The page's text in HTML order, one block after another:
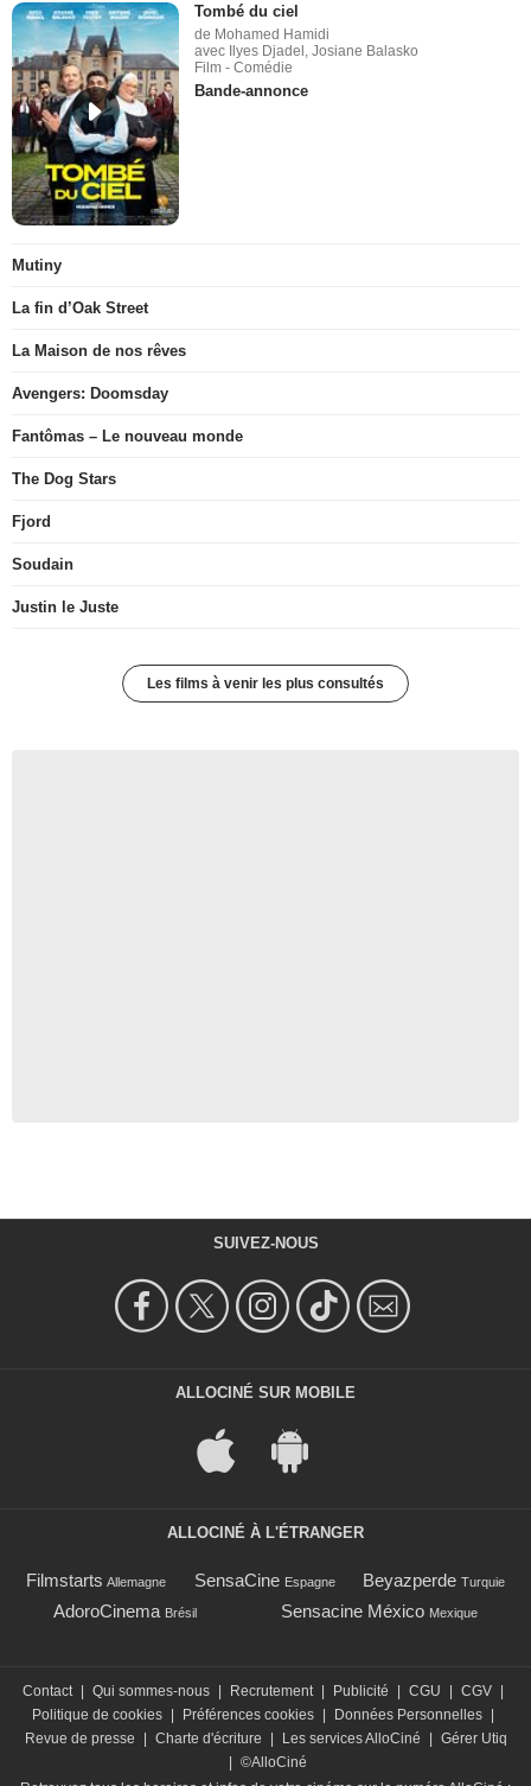
Tombé du ciel
de Mohamed Hamidi
avec Ilyes Djadel, Josiane Balasko
Film - Comédie
Bande-annonce
Mutiny
La fin d’Oak Street
La Maison de nos rêves
Avengers: Doomsday
Fantômas – Le nouveau monde
The Dog Stars
Fjord
Soudain
Justin le Juste
Les films à venir les plus consultés
SUIVEZ-NOUS
ALLOCINÉ SUR MOBILE
ALLOCINÉ À L'ÉTRANGER
Filmstarts Allemagne SensaCine Espagne Beyazperde Turquie
AdoroCinema Brésil Sensacine México Mexique
Contact | Qui sommes-nous | Recrutement | Publicité | CGU | CGV |
Politique de cookies | Préférences cookies | Données Personnelles |
Revue de presse
| Charte d'écriture | Les services AlloCiné | Gérer Utiq
| ©AlloCiné